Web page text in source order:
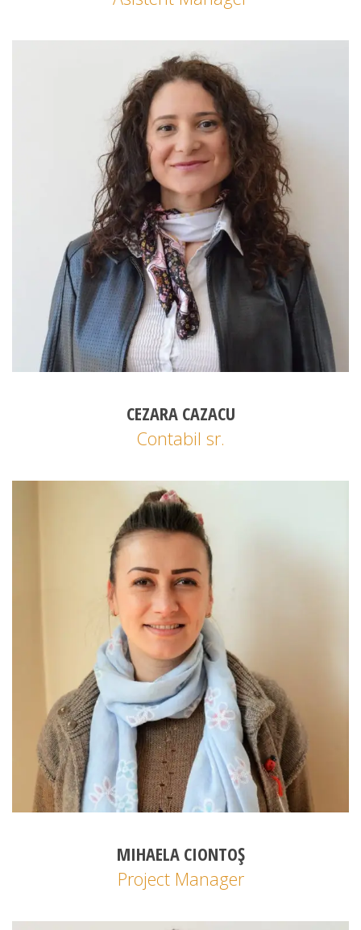
CEZARA CAZACU
Contabil sr.
MIHAELA CIONTOȘ
Project Manager